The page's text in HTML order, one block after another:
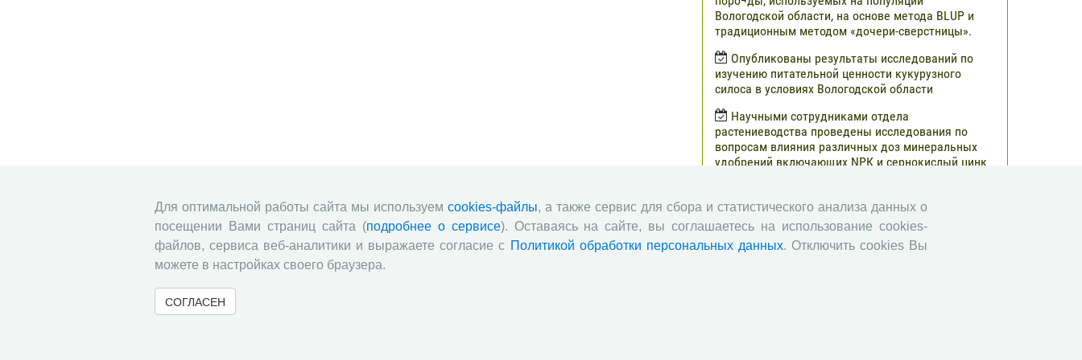
Вологодской области, на основе метода BLUP и
традиционным методом «дочери-сверстницы».
Опубликованы результаты исследований по
изучению питательной ценности кукурузного
силоса в условиях Вологодской области
Научными сотрудниками отдела
растениеводства проведены исследования по
вопросам влияния различных доз минеральных
удобрений включающих NРК и сернокислый цинк
В журнале «Молочнохозяйственный вестник»
опубликованы результаты сравнительной оценки
зерносенажа в Вологодской области
Для оптимальной работы сайта мы используем cookies-файлы, а также сервис для сбора и статистического анализа данных о
посещении Вами страниц сайта (подробнее о сервисе). Оставаясь на сайте, вы соглашаетесь на использование cookies-
файлов, сервиса веб-аналитики и выражаете согласие с Политикой обработки персональных данных. Отключить cookies Вы
можете в настройках своего браузера.
СОГЛАСЕН